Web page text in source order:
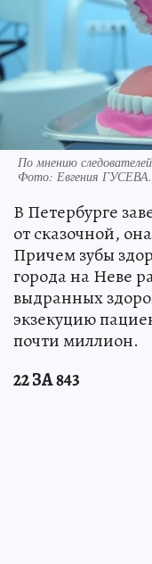
По мнению
Фото: Евгения ГУСЕВА.
В Петербурге
от сказочной,
Причем зубы
города на Неве
выдранных
экзекуцию
почти миллион.
22 ЗА 843